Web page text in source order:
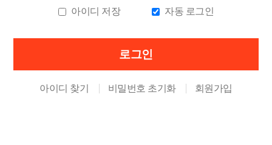
아이디 저장 자동 로그인
아이디 찾기 비밀번호 초기화 회원가입